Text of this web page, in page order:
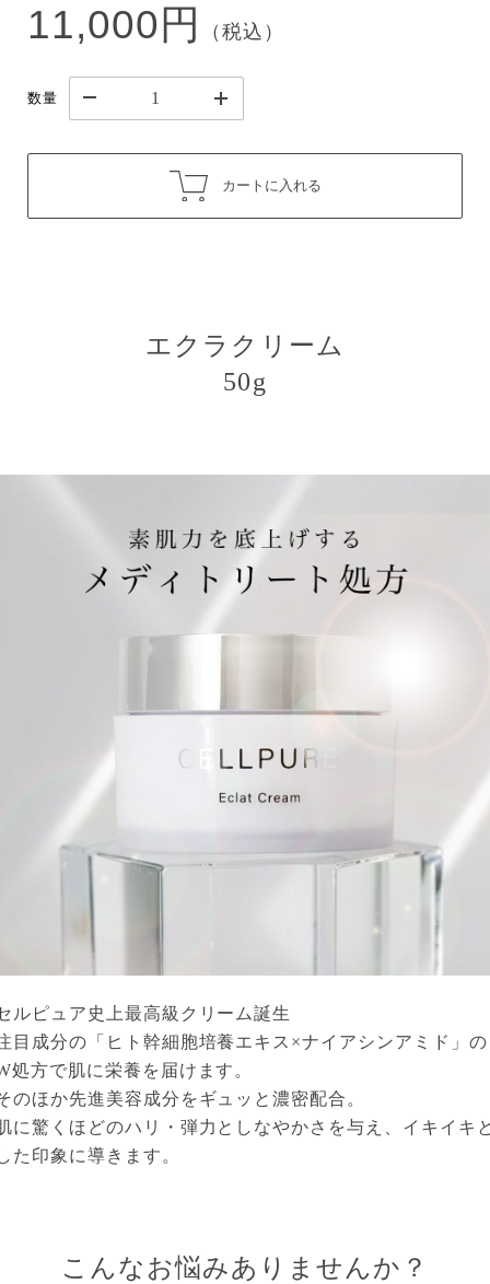
11,000円 （税込）
数量
カートに入れる
エクラクリーム
50g
ルピュア史上最高級クリーム誕生
目成分の「ヒト幹細胞培養エキス×ナイアシンアミド」の
処方で肌に栄養を届けます。
のほか先進美容成分をギュッと濃密配合。
に驚くほどのハリ・弾力としなやかさを与え、イキイキ
た印象に導きます。
こんなお悩みありませんか？